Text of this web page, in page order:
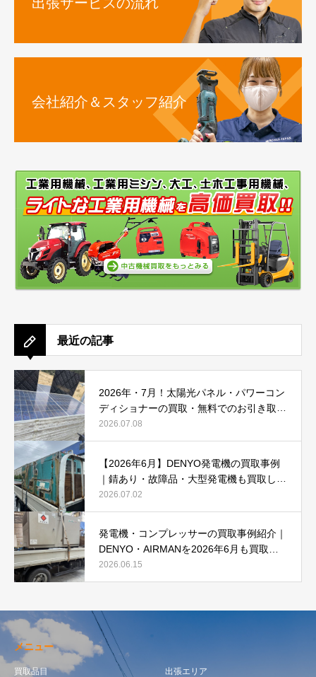
会社紹介＆スタッフ紹介
最近の記事
2026年・7月！太陽光パネル・パワーコン
ディショナーの買取・無料でのお引き取り
強化中です(^^♪
2026.07.08
【2026年6月】DENYO発電機の買取事例
｜錆あり・故障品・大型発電機も買取しま
した
2026.07.02
発電機・コンプレッサーの買取事例紹介｜
DENYO・AIRMANを2026年6月も買取強
化中
2026.06.15
メニュー
買取品目 出張エリア